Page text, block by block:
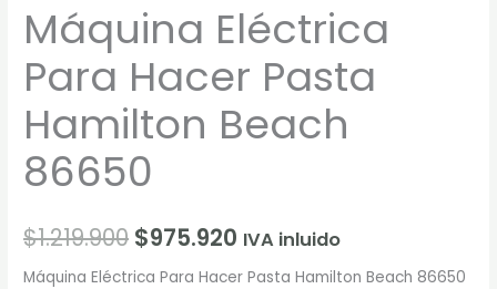
Máquina Eléctrica
Para Hacer Pasta
Hamilton Beach
86650
$1.219.900 $975.920 IVA inluido
Máquina Eléctrica Para Hacer Pasta Hamilton Beach 86650